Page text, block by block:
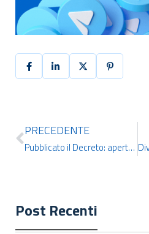
PRECEDENTE
Pubblicato il Decreto: aperte le graduatorie Ata III fascia dal 28 maggio al 28 giugno
Post Recenti